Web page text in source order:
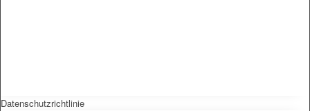
Datenschutzrichtlinie